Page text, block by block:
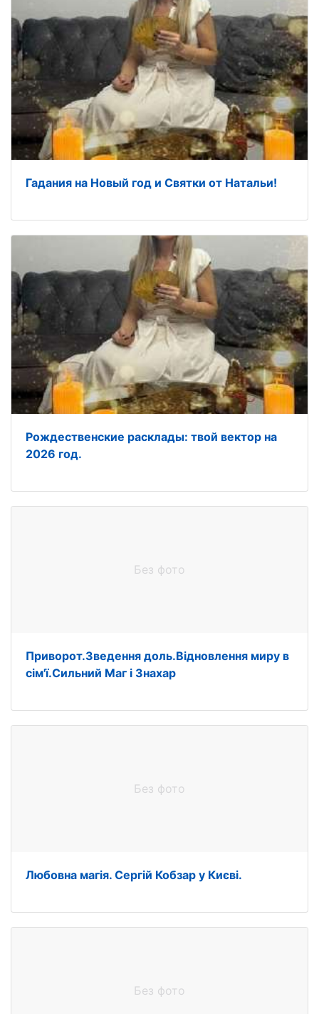
Гадания на Новый год и Святки от Натальи!
Рождественские расклады: твой вектор на
2026 год.
Без фото
Приворот.Зведення доль.Відновлення миру в
сім'ї.Сильний Маг і Знахар
Без фото
Любовна магія. Сергій Кобзар у Києві.
Без фото